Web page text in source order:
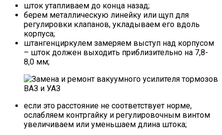
шток утапливаем до конца назад;
берем металлическую линейку или щуп для
регулировки клапанов, укладываем его вдоль
корпуса;
штангенциркулем замеряем выступ над корпусом
– шток должен выходить приблизительно на 7,8-
8,0 мм;
если это расстояние не соответствует норме,
ослабляем контргайку и регулировочным винтом
увеличиваем или уменьшаем длина штока;